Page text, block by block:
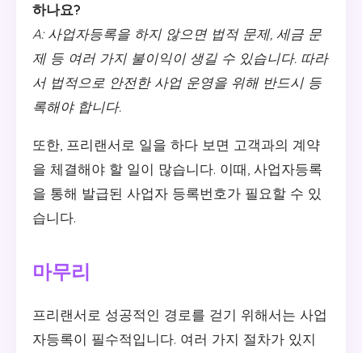
하나요?
A: 사업자등록을 하지 않으면 법적 문제, 세금 문
제 등 여러 가지 불이익이 생길 수 있습니다. 따라
서 법적으로 안전한 사업 운영을 위해 반드시 등
록해야 합니다.
또한, 프리랜서로 일을 하다 보면 고객과의 계약
을 체결해야 할 일이 많습니다. 이때, 사업자등록
을 통해 발급된 사업자 등록번호가 필요할 수 있
습니다.
마무리
프리랜서로 성공적인 경로를 걷기 위해서는 사업
자등록이 필수적입니다. 여러 가지 절차가 있지